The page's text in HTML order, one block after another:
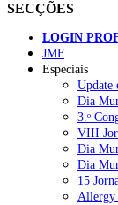
SECÇÕES
LOGIN
JMF
Especiais
Update
Dia
3.ᵒ
VIII
Dia
Dia
15
Allergy